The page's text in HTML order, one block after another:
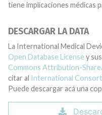
tiene implicaciones médicas
DESCARGAR LA DATA
La International Medical
Open Database License y
Commons Attribution-
citar al International
Puede descargar acá una